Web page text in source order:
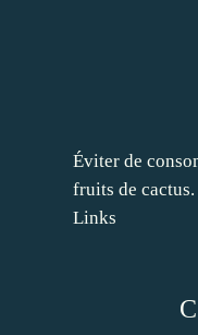
Éviter de
fruits de cactus.
Links